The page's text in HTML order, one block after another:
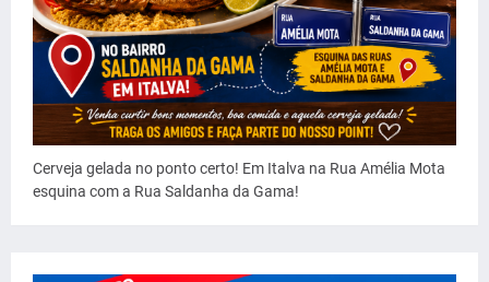
Cerveja gelada no ponto certo! Em Italva na Rua Amélia Mota
esquina com a Rua Saldanha da Gama!